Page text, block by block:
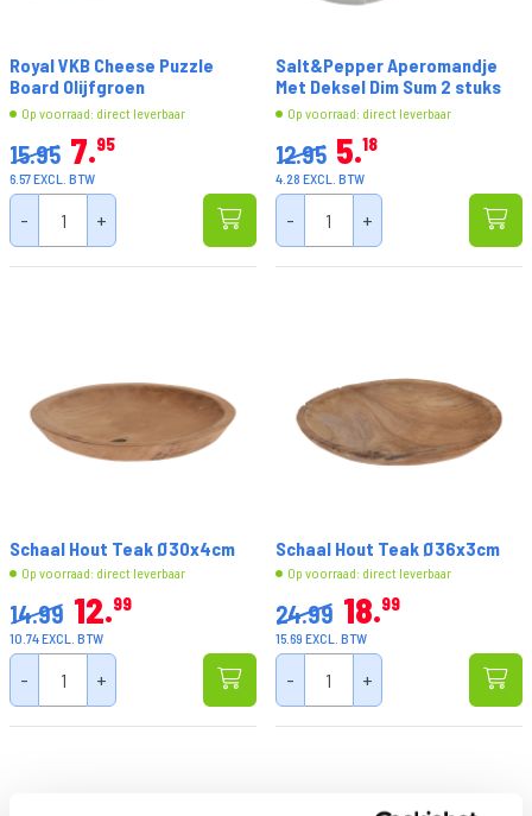
Royal VKB Cheese Puzzle
Board Olijfgroen
Op voorraad: direct leverbaar
15.95 7 95
6.57 EXCL. BTW
- +
Salt&Pepper Aperomandje
Met Deksel Dim Sum 2 stuks
Op voorraad: direct leverbaar
12.95 5 18
4.28 EXCL. BTW
- +
Schaal Hout Teak Ø30x4cm
Op voorraad: direct leverbaar
14.99 12 99
10.74 EXCL. BTW
- +
Schaal Hout Teak Ø36x3cm
Op voorraad: direct leverbaar
24.99 18 99
15.69 EXCL. BTW
- +